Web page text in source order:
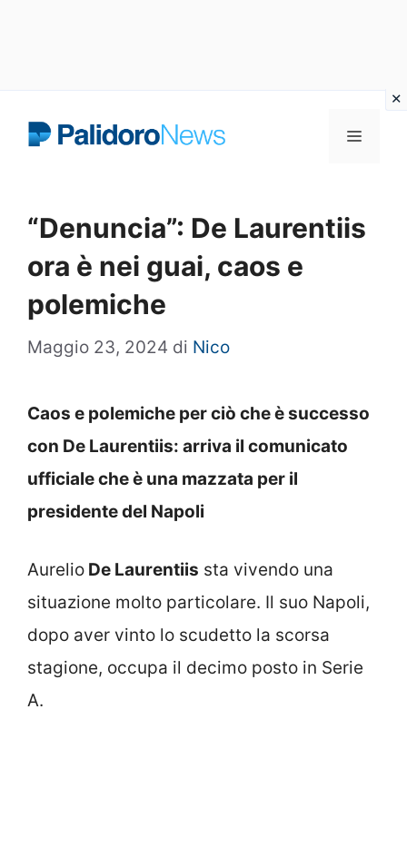
Menu
“Denuncia”: De Laurentiis
ora è nei guai, caos e
polemiche
Maggio 23, 2024 di Nico
Caos e polemiche per ciò che è successo
con De Laurentiis: arriva il comunicato
ufficiale che è una mazzata per il
presidente del Napoli
Aurelio De Laurentiis sta vivendo una
situazione molto particolare. Il suo Napoli,
dopo aver vinto lo scudetto la scorsa
stagione, occupa il decimo posto in Serie
A.